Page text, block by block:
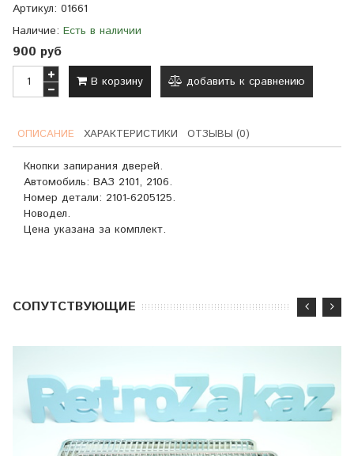
Артикул: 01661
Наличие: Есть в наличии
900 руб
В корзину добавить к сравнению
ОПИСАНИЕ ХАРАКТЕРИСТИКИ ОТЗЫВЫ (0)
Кнопки запирания дверей.
Автомобиль: ВАЗ 2101, 2106.
Номер детали: 2101-6205125.
Новодел.
Цена указана за комплект.
CОПУТСТВУЮЩИЕ